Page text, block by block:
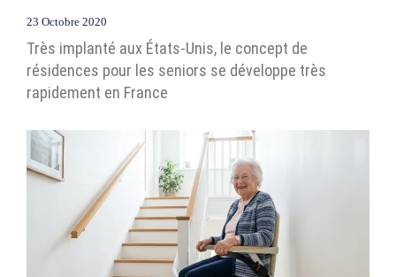
23 Octobre 2020
Très implanté aux États-Unis, le concept de
résidences pour les seniors se développe très
rapidement en France